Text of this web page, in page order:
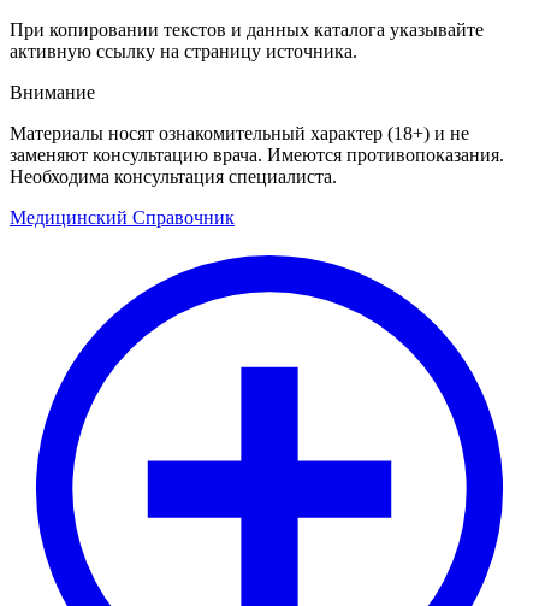
При копировании текстов и данных каталога указывайте
активную ссылку на страницу источника.
Внимание
Материалы носят ознакомительный характер (18+) и не
заменяют консультацию врача. Имеются противопоказания.
Необходима консультация специалиста.
Медицинский Справочник